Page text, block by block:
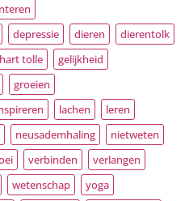
depressie dieren
dierentolk
tolle
gelijkheid
groeien
lachen
leren
neusademhaling
nietweten
verbinden
verlangen
wetenschap
yoga